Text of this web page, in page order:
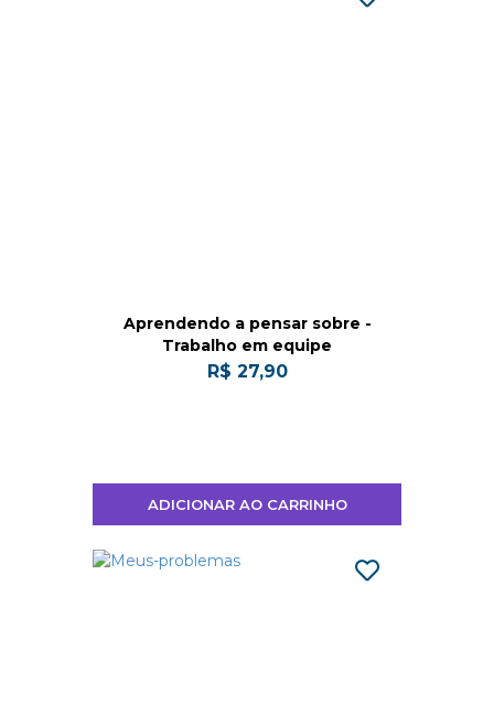
Aprendendo a pensar sobre -
Trabalho em equipe
R$ 27,90
ADICIONAR AO CARRINHO